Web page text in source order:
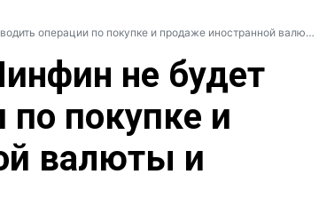
операции по покупке и продаже иностранной валюты и золота
не будет
по покупке и
валюты и